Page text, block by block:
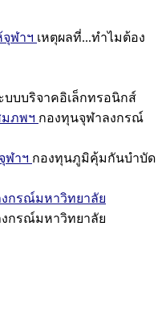
จุฬาฯ เหตุผลที่...ทำไมต้อง
บบบริจาคอิเล็กทรอนิกส์
ภพฯ กองทุนจุฬาลงกรณ์
ฬาฯ กองทุนภูมิคุ้มกันบำบัด
งกรณ์มหาวิทยาลัย
งกรณ์มหาวิทยาลัย